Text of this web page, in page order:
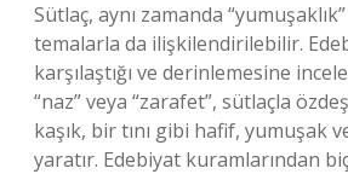
Sütlaç, aynı zamanda
temalarla da ilişkilendirilebilir.
karşılaştığı ve derinlemesine
“naz” veya “zarafet”, sütlaçla
kaşık, bir tını gibi hafif, yumuşak
yaratır. Edebiyat kuramlarından